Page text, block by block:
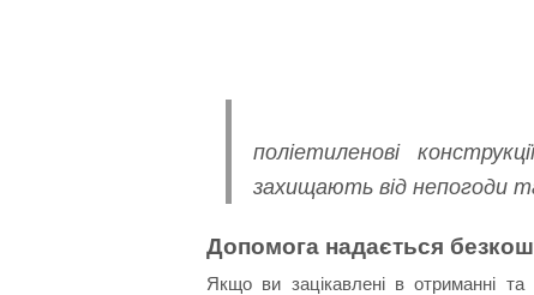
поліетиленові
захищають від непогоди
Допомога надається
Якщо ви зацікавлені в отриманні та